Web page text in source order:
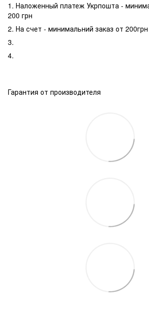
1. Наложенный платеж Укрпошта -
200 грн
2. На счет - минимальний заказ от 200грн
3.
4.
Гарантия от производителя